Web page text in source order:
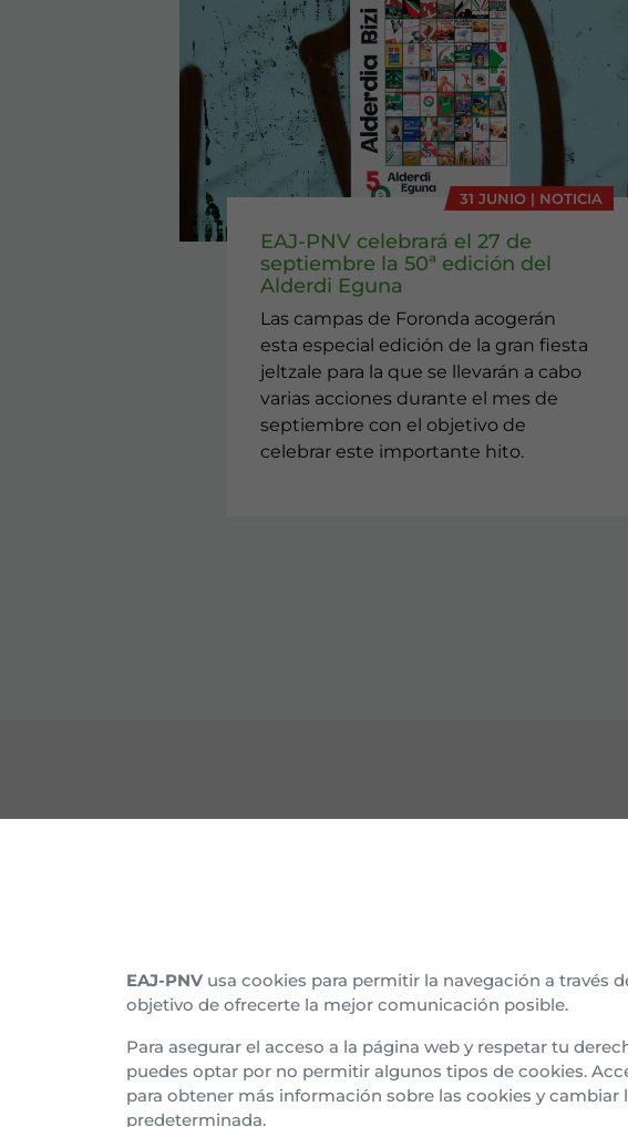
31 JUNIO | NOTICIA
EAJ-PNV celebrará el 27 de
septiembre la 50ª edición del
Alderdi Eguna
Las campas de Foronda acogerán
esta especial edición de la gran fiesta
jeltzale para la que se llevarán a cabo
varias acciones durante el mes de
septiembre con el objetivo de
celebrar este importante hito.
Afíliate
Suscríbete al boletín
Historia e ideología
Asamblea general
Transparencia
Euzko Gaztedi
EAJ-PNV usa cookies para permitir la navegación a través
objetivo de ofrecerte la mejor comunicación posible.
Para asegurar el acceso a la página web y respetar tu
puedes optar por no permitir algunos tipos de cookies.
para obtener más información sobre las cookies y cambiar
predeterminada.